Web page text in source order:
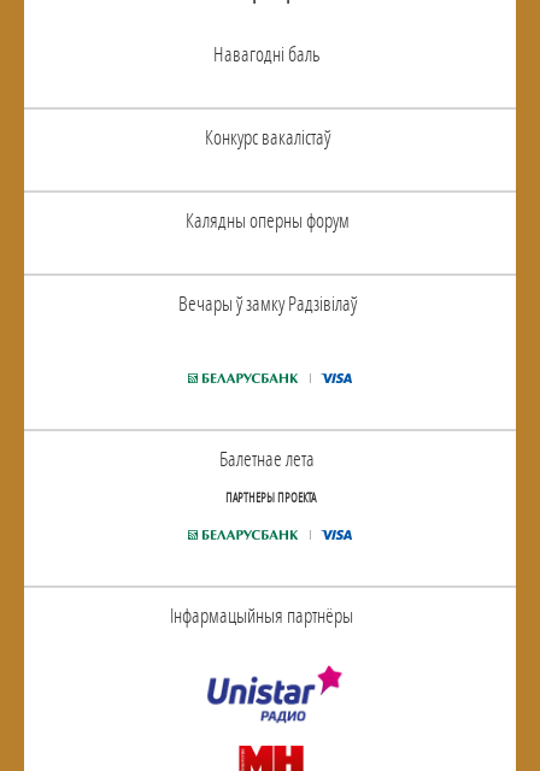
Навагоднi баль
Конкурс вакалiстаў
Калядны оперны форум
Вечары ў замку Радзiвiлаў
Балетнае лета
ПАРТНЕРЫ ПРОЕКТА
Інфармацыйныя партнёры